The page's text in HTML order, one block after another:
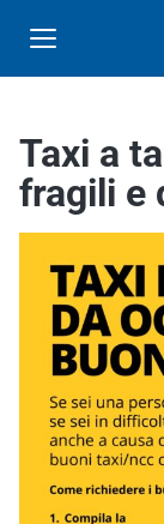
Taxi a
fragili e